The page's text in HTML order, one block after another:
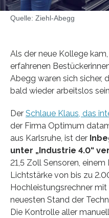
Quelle: Ziehl-Abegg
Als der neue Kollege
erfahrenen
Abegg waren sich sicher,
bald wieder arbeitslos
Der Schlaue Klaus, das
der Firma Optimum
aus Karlsruhe, ist der
unter „Industrie 4.0“
21,5 Zoll Sensoren,
Lichtstärke von bis zu
Hochleistungsrechner
neuesten Stand der
Die Kontrolle aller